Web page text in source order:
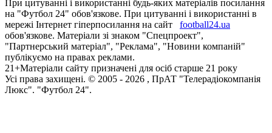
При цитуванні і використанні будь-яких матеріалів посилання
на "Футбол 24" обов'язкове. При цитуванні і використанні в
мережі Інтернет гіперпосилання на сайт
football24.ua
обов'язкове. Матеріали зі знаком "Спецпроект",
"Партнерський матеріал", "Реклама", "Новини компаній"
публікуємо на правах реклами.
21+Матеріали сайту призначені для осіб старше 21 року
Усi права захищенi. © 2005 - 2026 , ПрАТ "Телерадіокомпанія
Люкс". "Футбол 24".